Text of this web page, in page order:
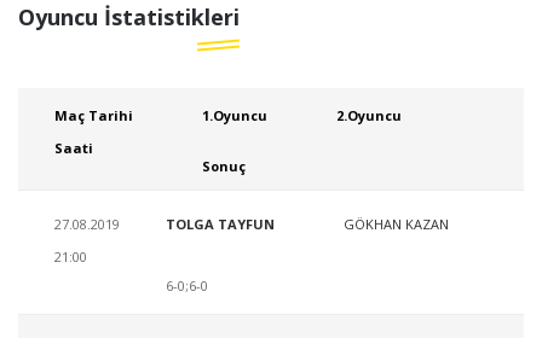
Oyuncu İstatistikleri
Maç Tarihi
Saati
1.Oyuncu 2.Oyuncu
Sonuç
27.08.2019
21:00
TOLGA TAYFUN GÖKHAN KAZAN
6-0;6-0